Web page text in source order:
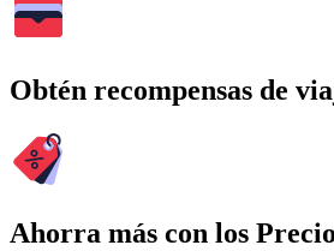
Obtén recompensas de
Ahorra más con los